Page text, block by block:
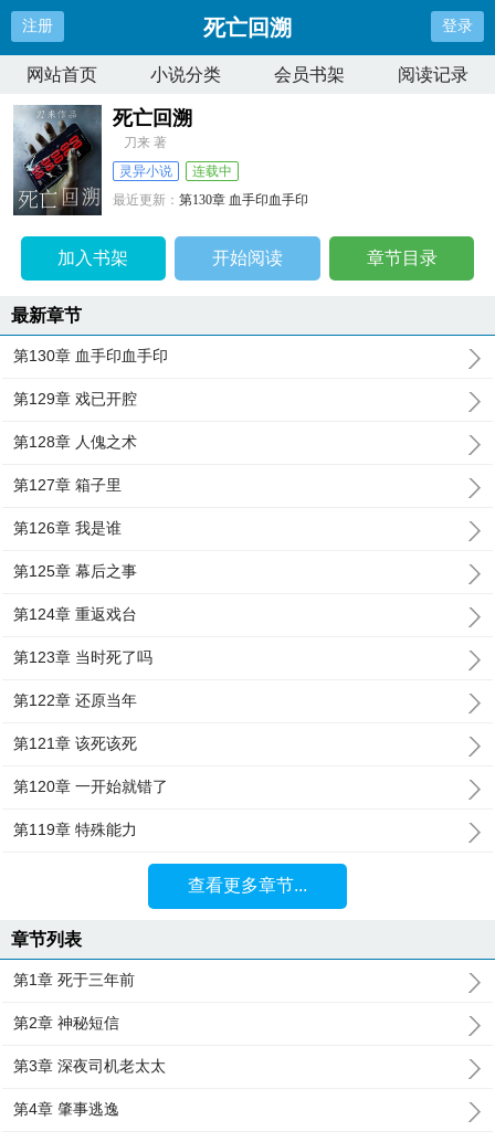
注册 死亡回溯 登录
网站首页 小说分类 会员书架 阅读记录
死亡回溯
刀来 著
灵异小说
连载中
最近更新：第130章 血手印血手印
加入书架 开始阅读 章节目录
最新章节
第130章 血手印血手印
第129章 戏已开腔
第128章 人傀之术
第127章 箱子里
第126章 我是谁
第125章 幕后之事
第124章 重返戏台
第123章 当时死了吗
第122章 还原当年
第121章 该死该死
第120章 一开始就错了
第119章 特殊能力
查看更多章节...
章节列表
第1章 死于三年前
第2章 神秘短信
第3章 深夜司机老太太
第4章 肇事逃逸